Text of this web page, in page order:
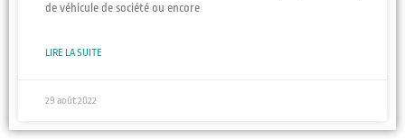
de véhicule de société ou encore
LIRE LA SUITE
29 août 2022